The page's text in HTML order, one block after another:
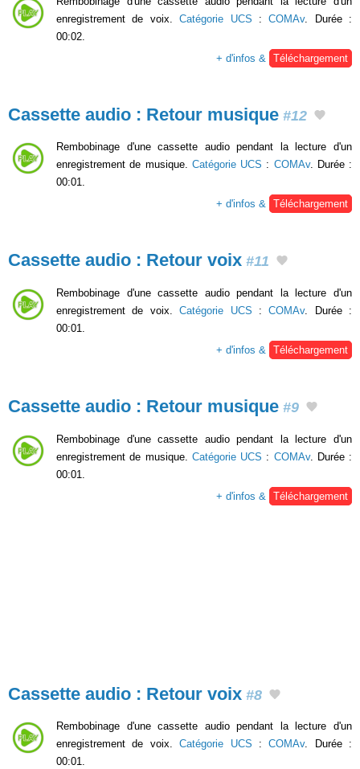
enregistrement de voix.Catégorie UCS :COMAv. Durée :
00:02.
+ d'infos &
Téléchargement
Cassette audio : Retour musique #12
Rembobinage d'une cassette audio pendant la lecture d'un
enregistrement de musique. Catégorie UCS : COMAv. Durée :
00:01.
+ d'infos & Téléchargement
Cassette audio : Retour voix #11
Rembobinage d'une cassette audio pendant la lecture d'un
enregistrement de voix.Catégorie UCS :COMAv. Durée :
00:01.
+ d'infos & Téléchargement
Cassette audio : Retour musique #9
Rembobinage d'une cassette audio pendant la lecture d'un
enregistrement de musique. Catégorie UCS : COMAv. Durée :
00:01.
+ d'infos &
Téléchargement
Cassette audio : Retour voix #8
Rembobinage d'une cassette audio pendant la lecture d'un
enregistrement de voix.Catégorie UCS :COMAv. Durée :
00:01.